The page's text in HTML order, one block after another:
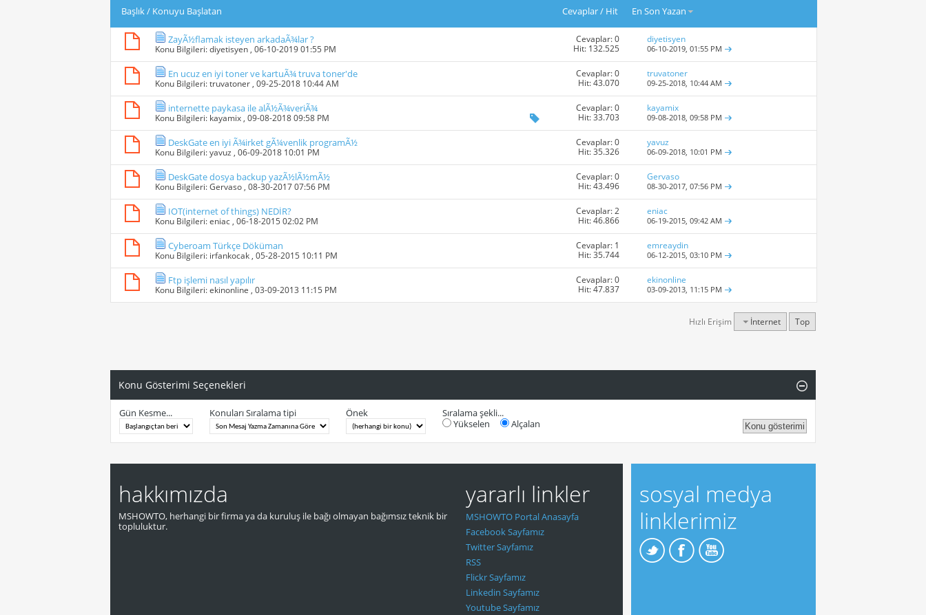
Başlık/ Konuyu Başlatan Cevaplar/ Hit En Son Yazan
ZayÃ½flamak isteyen arkadaÃ¾lar ?
Konu Bilgileri:diyetisyen , 06-10-2019 01:55 PM
Cevaplar: 0
Hit: 132.525
diyetisyen
06-10-2019,01:55 PM
En ucuz en iyi toner ve kartuÃ¾ truva toner'de
Konu Bilgileri:truvatoner , 09-25-2018 10:44 AM
Cevaplar: 0
Hit: 43.070
truvatoner
09-25-2018, 10:44 AM
internette paykasa ile alÃ½Ã¾veriÃ¾
Konu Bilgileri: kayamix , 09-08-2018 09:58 PM
Cevaplar: 0
Hit: 33.703
kayamix
09-08-2018,09:58 PM
DeskGate en iyi Ã¾irket gÃ¼venlik programÃ½
Konu Bilgileri:yavuz , 06-09-2018 10:01 PM
Cevaplar: 0
Hit: 35.326
yavuz
06-09-2018, 10:01 PM
DeskGate dosya backup yazÃ½lÃ½mÃ½
Konu Bilgileri:Gervaso , 08-30-2017 07:56 PM
Cevaplar: 0
Hit: 43.496
Gervaso
08-30-2017,07:56 PM
IOT(internet of things) NEDİR?
Konu Bilgileri:eniac , 06-18-2015 02:02 PM
Cevaplar: 2
Hit: 46.866
eniac
06-19-2015,09:42 AM
Cyberoam Türkçe Döküman
Konu Bilgileri: irfankocak , 05-28-2015 10:11 PM
Cevaplar: 1
Hit: 35.744
emreaydin
06-12-2015,03:10 PM
Ftp işlemi nasıl yapılır
Konu Bilgileri:ekinonline , 03-09-2013 11:15 PM
Cevaplar: 0
Hit: 47.837
ekinonline
03-09-2013, 11:15 PM
Hızlı Erişim İnternet Top
Konu Gösterimi Seçenekleri
Gün Kesme... Konuları Sıralama tipi Önek
Sıralama şekli...
Yükselen
Alçalan
hakkımızda
MSHOWTO, herhangi bir firma ya da kuruluş ile bağı olmayan bağımsız teknik bir
topluluktur.
yararlı linkler
MSHOWTO Portal Anasayfa
Facebook Sayfamız
Twitter Sayfamız
RSS
Flickr Sayfamız
Linkedin Sayfamız
Youtube Sayfamız
sosyal medya
linklerimiz